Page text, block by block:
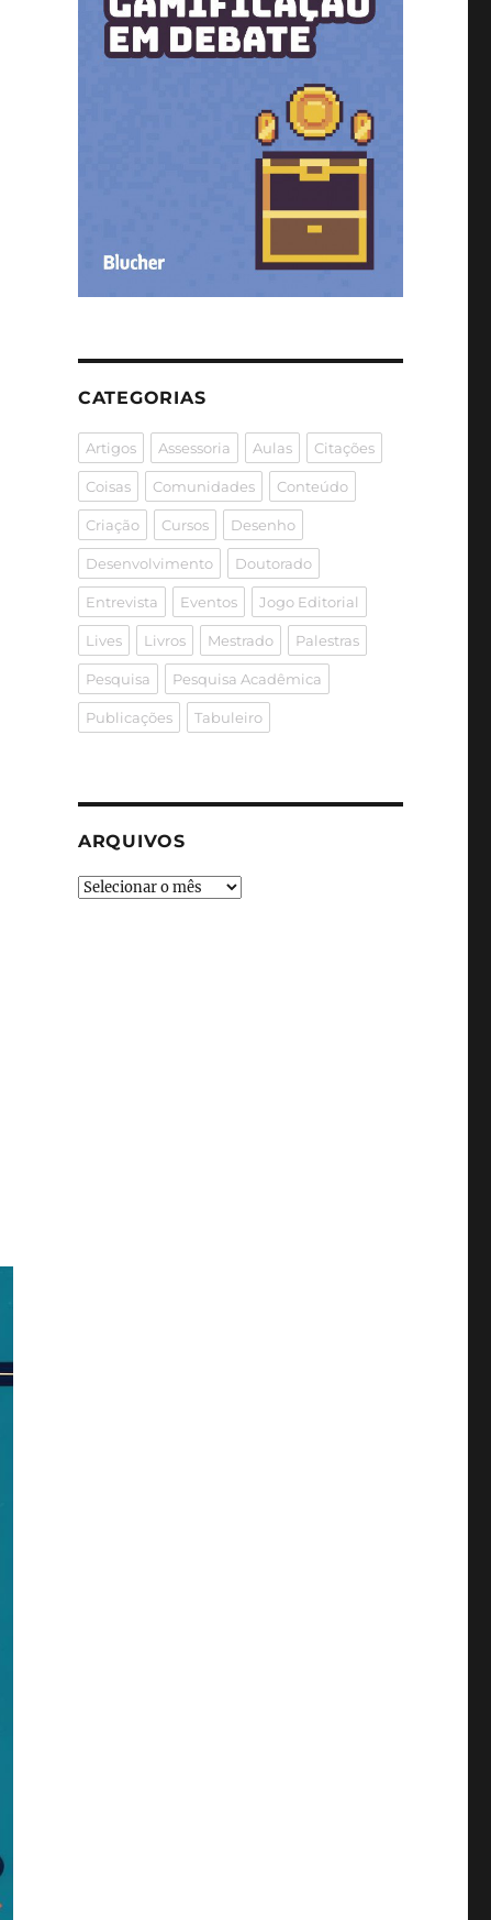
CATEGORIAS
Artigos Assessoria Aulas Citações
Coisas Comunidades Conteúdo
Criação Cursos Desenho
Desenvolvimento Doutorado
Entrevista Eventos Jogo Editorial
Lives Livros Mestrado Palestras
Pesquisa Pesquisa Acadêmica
Publicações Tabuleiro
ARQUIVOS
Arquivos